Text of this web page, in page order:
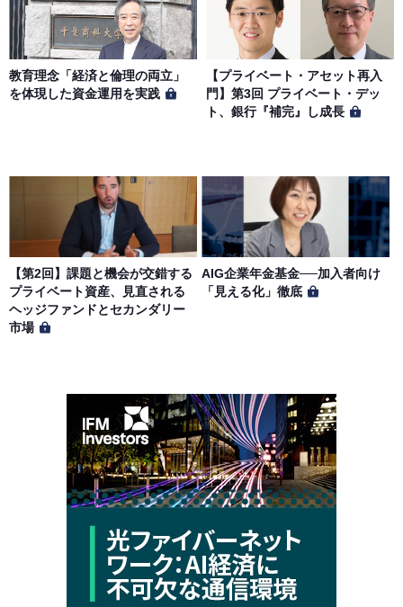
教育理念「経済と倫理の両立」
を体現した資金運用を実践
【プライベート・アセット再入
門】第3回 プライベート・デッ
ト、銀行『補完』し成長
【第2回】課題と機会が交錯する
プライベート資産、見直される
ヘッジファンドとセカンダリー
市場
AIG企業年金基金──加入者向け
「見える化」徹底